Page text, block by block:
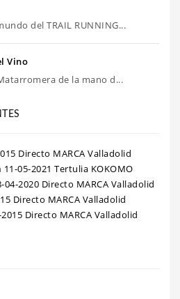
del TRAIL RUNNING...
Vino
de la mano d...
Directo MARCA Valladolid
11-05-2021 Tertulia KOKOMO
04-2020 Directo MARCA Valladolid
Directo MARCA Valladolid
Directo MARCA Valladolid